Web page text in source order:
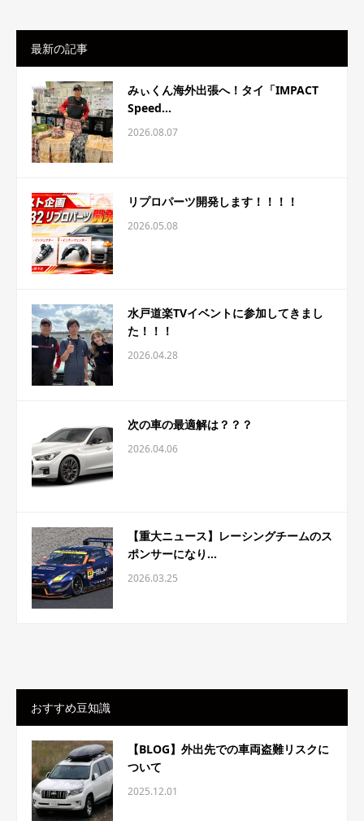
最新の記事
みぃくん海外出張へ！タイ「IMPACT
Speed...
2026.08.07
リプロパーツ開発します！！！！
2026.05.08
水戸道楽TVイベントに参加してきまし
た！！！
2026.04.28
次の車の最適解は？？？
2026.04.06
【重大ニュース】レーシングチームのス
ポンサーになり...
2026.03.25
おすすめ豆知識
【BLOG】外出先での車両盗難リスクに
ついて
2025.12.01